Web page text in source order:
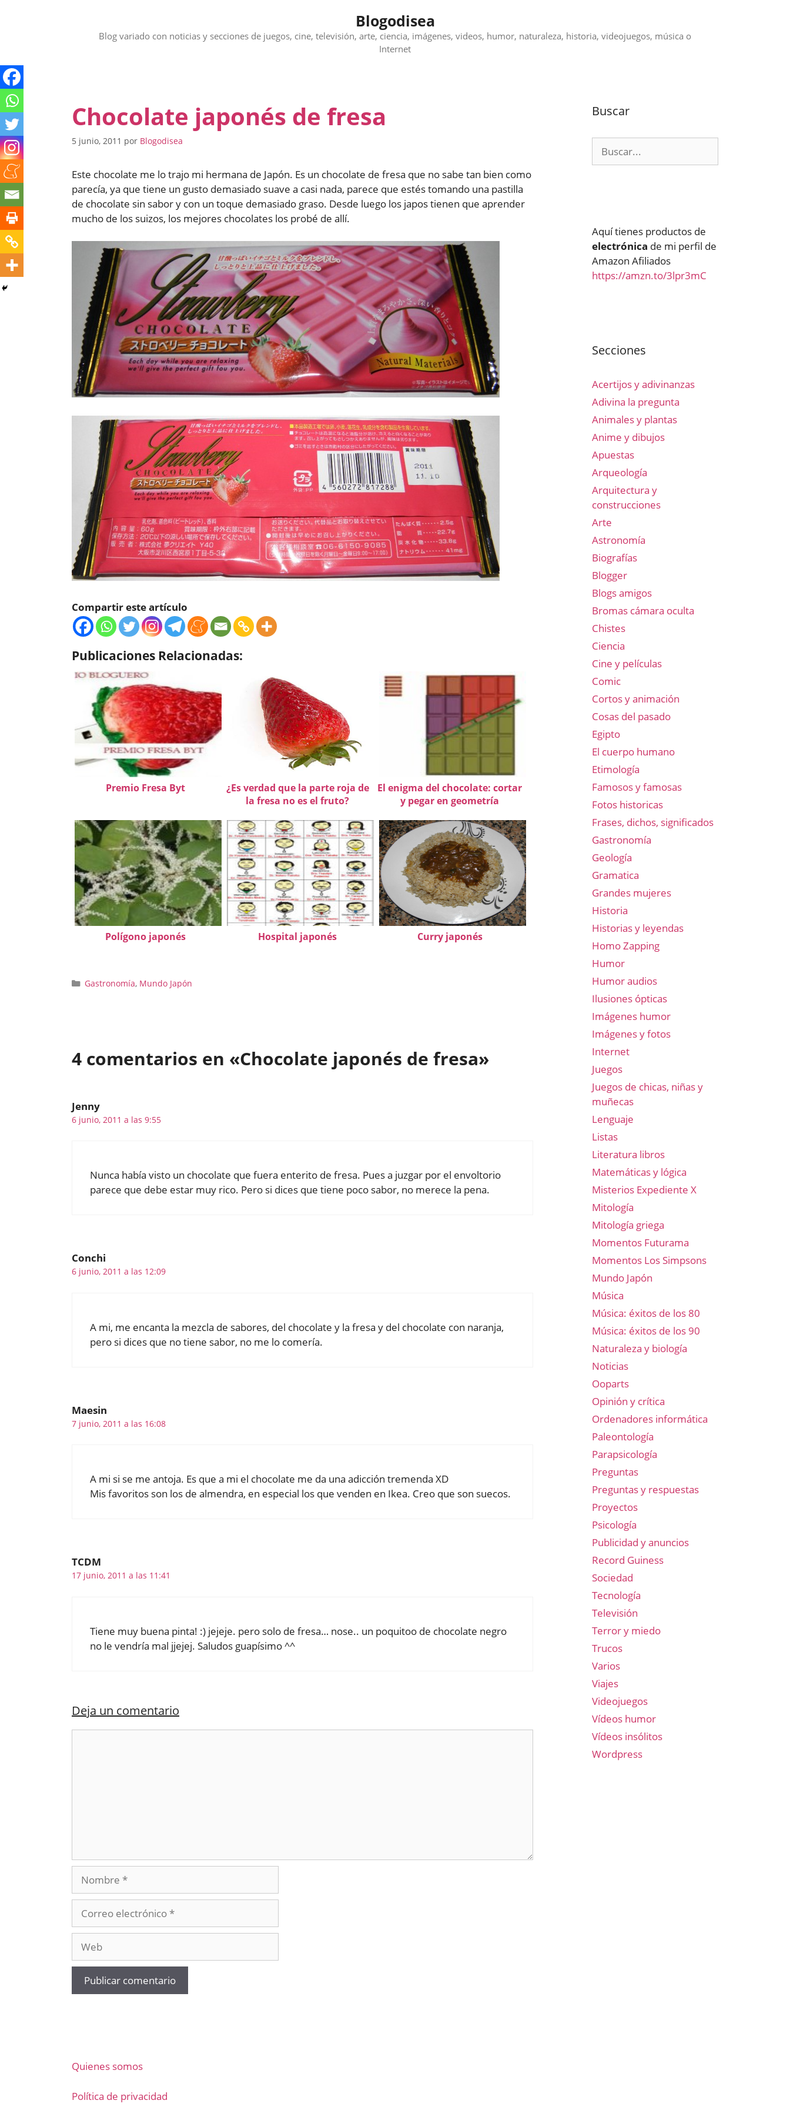
Blogodisea
Blog variado con noticias y secciones de juegos, cine, televisión, arte, ciencia, imágenes, videos, humor, naturaleza, historia, videojuegos, música o
Internet
Chocolate japonés de fresa
5 junio, 2011 por Blogodisea
Este chocolate me lo trajo mi hermana de Japón. Es un chocolate de fresa que no sabe tan bien como
parecía, ya que tiene un gusto demasiado suave a casi nada, parece que estés tomando una pastilla
de chocolate sin sabor y con un toque demasiado graso. Desde luego los japos tienen que aprender
mucho de los suizos, los mejores chocolates los probé de allí.
Compartir este artículo
Publicaciones Relacionadas:
Premio Fresa Byt
¿Es verdad que la parte roja de
la fresa no es el fruto?
El enigma del chocolate: cortar
y pegar en geometría
Polígono japonés Hospital japonés Curry japonés
Categorías
Gastronomía, Mundo Japón
4 comentarios en «Chocolate japonés de fresa»
Jenny
6 junio, 2011 a las 9:55
Nunca había visto un chocolate que fuera enterito de fresa. Pues a juzgar por el envoltorio
parece que debe estar muy rico. Pero si dices que tiene poco sabor, no merece la pena.
Conchi
6 junio, 2011 a las 12:09
A mi, me encanta la mezcla de sabores, del chocolate y la fresa y del chocolate con naranja,
pero si dices que no tiene sabor, no me lo comería.
Maesin
7 junio, 2011 a las 16:08
A mi si se me antoja. Es que a mi el chocolate me da una adicción tremenda XD
Mis favoritos son los de almendra, en especial los que venden en Ikea. Creo que son suecos.
TCDM
17 junio, 2011 a las 11:41
Tiene muy buena pinta! :) jejeje. pero solo de fresa… nose.. un poquitoo de chocolate negro
no le vendría mal jjejej. Saludos guapísimo ^^
Deja un comentario
Nombre
electrónico
Buscar
Aquí tienes productos de
electrónica de mi perfil de
Amazon Afiliados
https://amzn.to/3lpr3mC
Secciones
Acertijos y adivinanzas
Adivina la pregunta
Animales y plantas
Anime y dibujos
Apuestas
Arqueología
Arquitectura y
construcciones
Arte
Astronomía
Biografías
Blogger
Blogs amigos
Bromas cámara oculta
Chistes
Ciencia
Cine y películas
Comic
Cortos y animación
Cosas del pasado
Egipto
El cuerpo humano
Etimología
Famosos y famosas
Fotos historicas
Frases, dichos, significados
Gastronomía
Geología
Gramatica
Grandes mujeres
Historia
Historias y leyendas
Homo Zapping
Humor
Humor audios
Ilusiones ópticas
Imágenes humor
Imágenes y fotos
Internet
Juegos
Juegos de chicas, niñas y
muñecas
Lenguaje
Listas
Literatura libros
Matemáticas y lógica
Misterios Expediente X
Mitología
Mitología griega
Momentos Futurama
Momentos Los Simpsons
Mundo Japón
Música
Música: éxitos de los 80
Música: éxitos de los 90
Naturaleza y biología
Noticias
Ooparts
Opinión y crítica
Ordenadores informática
Paleontología
Parapsicología
Preguntas
Preguntas y respuestas
Proyectos
Psicología
Publicidad y anuncios
Record Guiness
Sociedad
Tecnología
Televisión
Terror y miedo
Trucos
Varios
Viajes
Videojuegos
Vídeos humor
Vídeos insólitos
Wordpress
Quienes somos
Política de privacidad